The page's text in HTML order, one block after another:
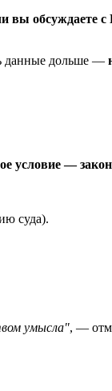
вы обсуждаете
данные дольше —
условие —
суда).
умысла", —